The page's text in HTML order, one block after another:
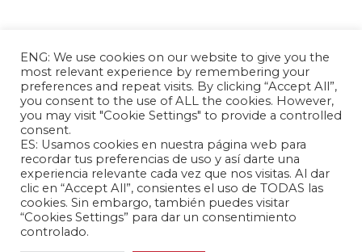
La Fundación Andrés Bello – Centro de
Investigación Chino Latinoamericano es una
entidad sin fines de lucro, de carácter
independiente, dedicada a la investigación y
análisis de las relaciones internacionales entre la
República Popular China y los países de América
ENG: We use cookies on our website to give you the
most relevant experience by remembering your
preferences and repeat visits. By clicking “Accept All”,
you consent to the use of ALL the cookies. However,
you may visit "Cookie Settings" to provide a controlled
consent.
ES: Usamos cookies en nuestra página web para
recordar tus preferencias de uso y así darte una
experiencia relevante cada vez que nos visitas. Al dar
clic en “Accept All”, consientes el uso de TODAS las
cookies. Sin embargo, también puedes visitar
“Cookies Settings” para dar un consentimiento
controlado.